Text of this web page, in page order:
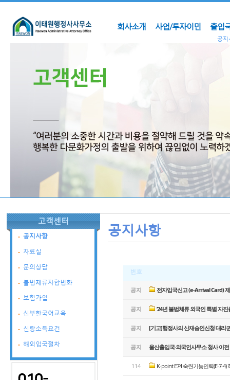
회사소개 사업/투자이민 출입
공지
고객센터
공지사항
자료실
문의상담
불법체류자합법화
보험가입
신부한국어교육
신랑소득요건
해외입국절차
공지사항
번호
공지 전자입국신고 (e-Arrival Card)
공지 ’24년 불법체류 외국인 특별 자진
공지 [기고]행정사의 산재승인신청 대리
공지 울산출입국‧외국인사무소 청사 이전
114 K-point E74 숙련기능인력(E-7-4)